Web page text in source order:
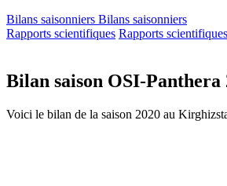
Bilans saisonniers Bilans saisonniers
Rapports scientifiques Rapports scientifiques
Bilan saison OSI-
Voici le bilan de la saison 2020 au